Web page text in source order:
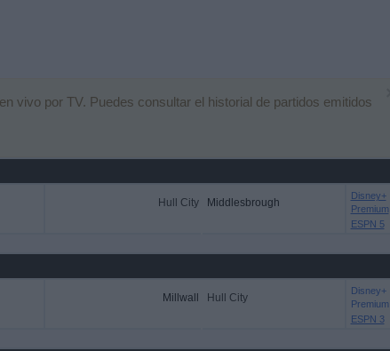
vivo por TV. Puedes consultar el historial de partidos emitidos
Hull City Middlesbrough
Disney+
Premium
ESPN 5
Millwall Hull City
Disney+
Premium
ESPN 3